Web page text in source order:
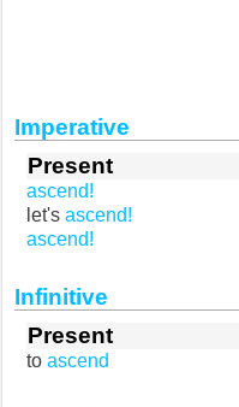
Imperative
Present
ascend!
let's ascend!
ascend!
Infinitive
Present
to ascend